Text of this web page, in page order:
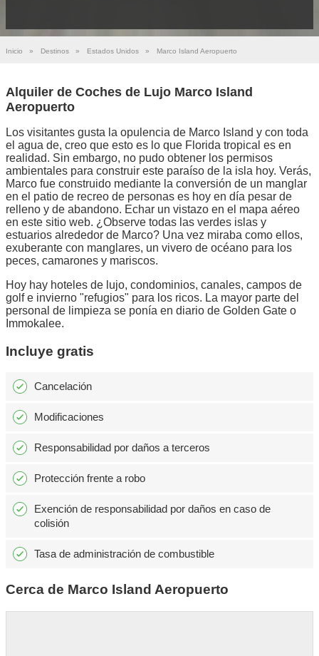
Inicio » Destinos » Estados Unidos » Marco Island Aeropuerto
Alquiler de Coches de Lujo Marco Island
Aeropuerto
Los visitantes gusta la opulencia de Marco Island y con toda
el agua de, creo que esto es lo que Florida tropical es en
realidad. Sin embargo, no pudo obtener los permisos
ambientales para construir este paraíso de la isla hoy. Verás,
Marco fue construido mediante la conversión de un manglar
en el patio de recreo de personas es hoy en día pesar de
relleno y de abandono. Echar un vistazo en el mapa aéreo
en este sitio web. ¿Observe todas las verdes islas y
estuarios alrededor de Marco? Una vez miraba como ellos,
exuberante con manglares, un vivero de océano para los
peces, camarones y mariscos.
Hoy hay hoteles de lujo, condominios, canales, campos de
golf e invierno "refugios" para los ricos. La mayor parte del
personal de limpieza se ponía en diario de Golden Gate o
Immokalee.
Incluye gratis
Cancelación
Modificaciones
Responsabilidad por daños a terceros
Protección frente a robo
Exención de responsabilidad por daños en caso de
colisión
Tasa de administración de combustible
Cerca de Marco Island Aeropuerto